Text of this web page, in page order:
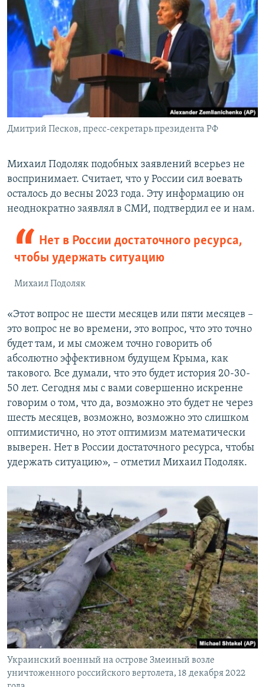
Дмитрий Песков, пресс-секретарь президента РФ
Михаил Подоляк подобных заявлений всерьез не
воспринимает. Считает, что у России сил воевать
осталось до весны 2023 года. Эту информацию он
неоднократно заявлял в СМИ, подтвердил ее и нам.
Нет в России достаточного ресурса,
чтобы удержать ситуацию
Михаил Подоляк
«Этот вопрос не шести месяцев или пяти месяцев –
это вопрос не во времени, это вопрос, что это точно
будет там, и мы сможем точно говорить об
абсолютно эффективном будущем Крыма, как
такового. Все думали, что это будет история 20-30-
50 лет. Сегодня мы с вами совершенно искренне
говорим о том, что да, возможно это будет не через
шесть месяцев, возможно, возможно это слишком
оптимистично, но этот оптимизм математически
выверен. Нет в России достаточного ресурса, чтобы
удержать ситуацию», – отметил Михаил Подоляк.
Украинский военный на острове Змеиный возле
уничтоженного российского вертолета, 18 декабря 2022